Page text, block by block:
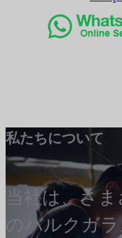
私たちについて
当社は、さ
のバルクガ